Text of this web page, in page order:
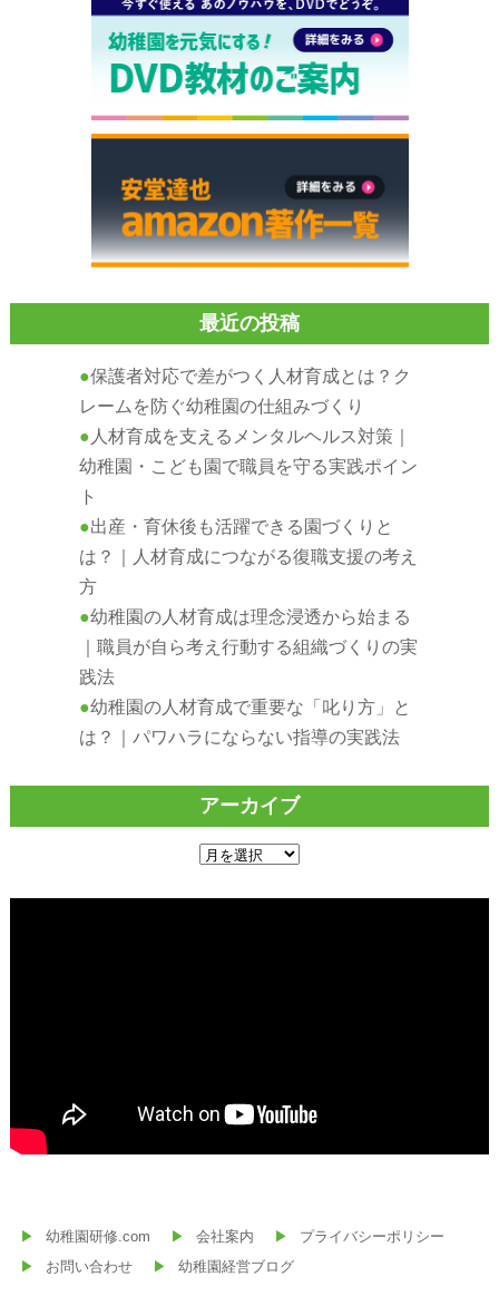
最近の投稿
保護者対応で差がつく人材育成とは？ク
レームを防ぐ幼稚園の仕組みづくり
人材育成を支えるメンタルヘルス対策｜
幼稚園・こども園で職員を守る実践ポイン
ト
出産・育休後も活躍できる園づくりと
は？｜人材育成につながる復職支援の考え
方
幼稚園の人材育成は理念浸透から始まる
｜職員が自ら考え行動する組織づくりの実
践法
幼稚園の人材育成で重要な「叱り方」と
は？｜パワハラにならない指導の実践法
アーカイブ
ア
幼稚園研修.com 会社案内
プライバシーポリシー
お問い合わせ
幼稚園経営ブログ